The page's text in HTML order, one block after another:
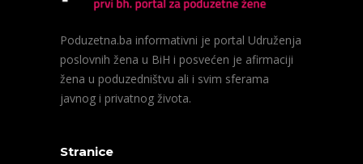
Poduzetna.ba informativni je portal Udruženja
poslovnih žena u BiH i posvećen je afirmaciji
žena u poduzedništvu ali i svim sferama
javnog i privatnog života.
Stranice